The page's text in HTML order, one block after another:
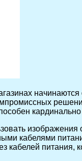
начинаются
кардинально
изображения
кабелями
питания,